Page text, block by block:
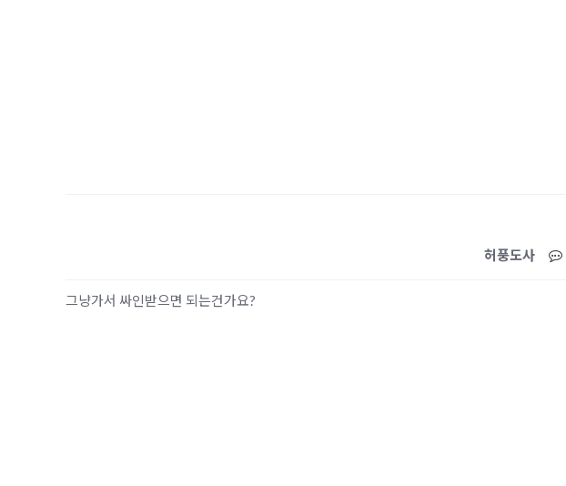
허풍도사
그냥가서 싸인받으면 되는건가요?